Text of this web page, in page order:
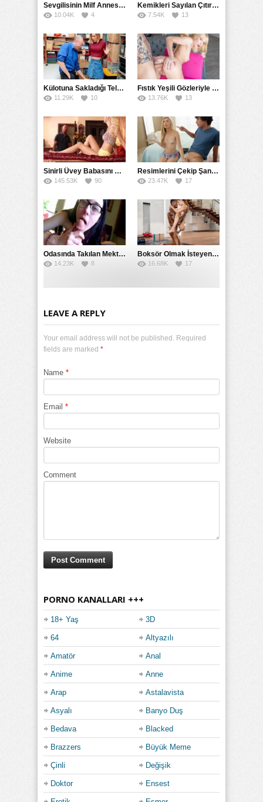
Sevgilisinin Milf Annesini Banyoda Taciz Ederken Farkedildi
10.04K 4
Kemikleri Sayılan Çıtırın Hafif Amcığına Kökleyerek Soktu
7.54K 13
Külotuna Sakladığı Telefonu Eteğin Altına Bakarak Yakaladı
11.29K 10
Fıstık Yeşili Gözleriyle Arka Bahçeyi Renklendirip Filizlendirdi
13.76K 13
Sinirli Üvey Babasını Sakinleştirmek İçin Amını Kullandı
145.53K 90
Resimlerini Çekip Şantaj Etmekle Suçladı Tehditle Sikini Vakumlattı
23.47K 17
Odasında Takılan Mektepli Baldızıyla Delirmece Yaşayan Enişte
14.23K 8
Boksör Olmak İsteyen Kız Zenci Antrenörünün İdmanına Çıktı
16.68K 17
LEAVE A REPLY
Your email address will not be published. Required
fields are marked *
Name *
Email *
Website
Comment
PORNO KANALLARI +++
18+ Yaş 3D
64 Altyazılı
Amatör Anal
Anime Anne
Arap Astalavista
Asyalı Banyo Duş
Bedava Blacked
Brazzers Büyük Meme
Çinli Değişik
Doktor Ensest